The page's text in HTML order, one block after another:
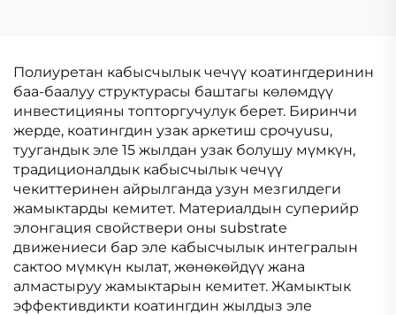
ЧЕКТИРУУ
МЕМБРАНАСЫ
Полиуретан кабысчылык чечүү коатингдеринин
баа-баалуу структурасы баштагы көлөмдүү
инвестицияны топторгучулук берет. Биринчи
жерде, коатингдин узак аркетиш срочуusu,
туугандык эле 15 жылдан узак болушу мүмкүн,
традиционалдык кабысчылык чечүү
чекиттеринен айрылганда узун мезгилдеги
жамыктарды кемитет. Материалдын суперийр
элонгация свойствери оны substrate
движениеси бар эле кабысчылык интегралын
сактоо мүмкүн кылат, жөнөкөйдүү жана
алмастыруу жамыктарын кемитет. Жамыктык
эффективдикти коатингдин жылдыз эле